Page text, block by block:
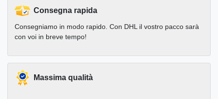
Consegna rapida
Consegniamo in modo rapido. Con DHL il vostro pacco sarà
con voi in breve tempo!
Massima qualità